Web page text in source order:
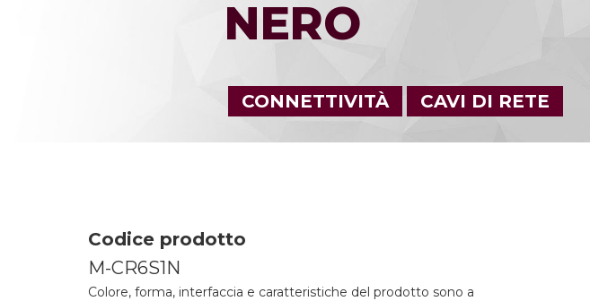
NERO
CONNETTIVITÀ CAVI DI RETE
Codice prodotto
M-CR6S1N
Colore, forma, interfaccia e caratteristiche del prodotto sono a